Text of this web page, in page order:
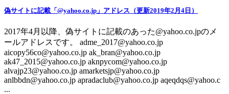
偽サイトに記載「@yahoo.co.jp」アドレス（更新2019年2月4日）
2017年4月以降、偽サイトに記載のあった@yahoo.co.jpのメ
ールアドレスです。 adme_2017@yahoo.co.jp
aicopy56co@yahoo.co.jp ak_bran@yahoo.co.jp
ak47_2015@yahoo.co.jp aknpycom@yahoo.co.jp
alvajp23@yahoo.co.jp amarketsjp@yahoo.co.jp
anlbbdn@yahoo.co.jp apradaclub@yahoo.co.jp aqeqdqs@yahoo.c
...